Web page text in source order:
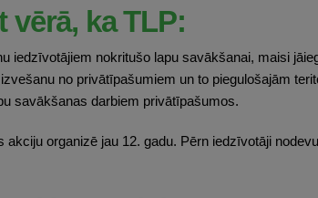
vērā, ka TLP:
iedzīvotājiem nokritušo lapu savākšanai, maisi
no privātīpašumiem un to piegulošajām
savākšanas darbiem privātīpašumos.
akciju organizē jau 12. gadu. Pērn iedzīvotāji